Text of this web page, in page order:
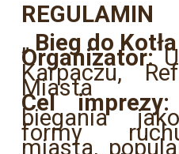
REGULAMIN
„Bieg do
Organizator:
Karpaczu,
Miasta
Cel imprezy:
biegania
formy
miasta,